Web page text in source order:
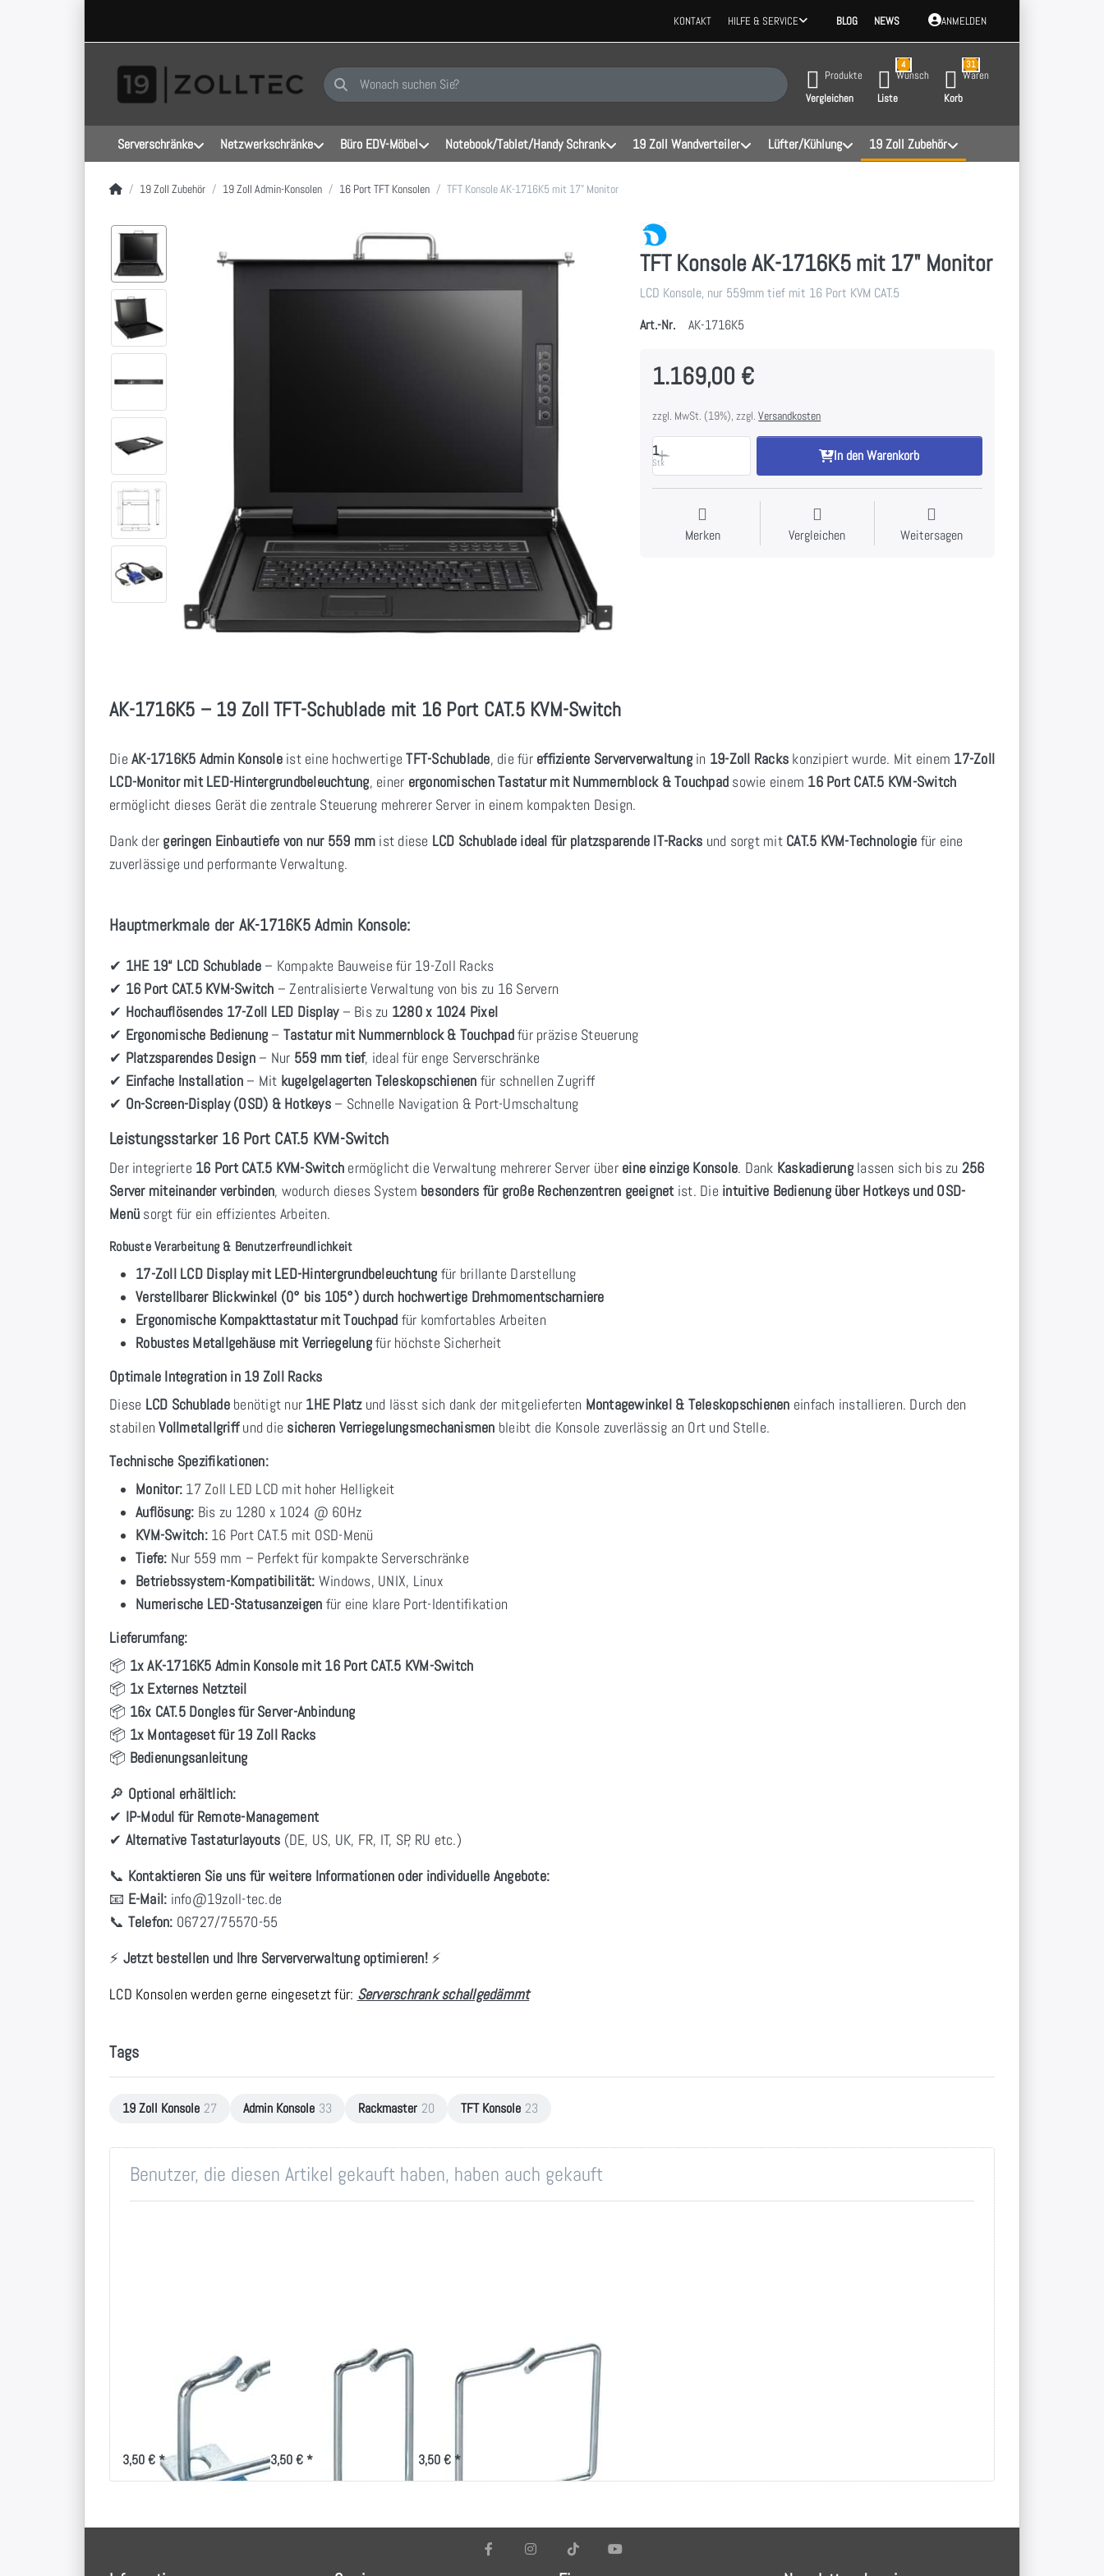
KONTAKT HILFE & SERVICE BLOG NEWS ANMELDEN
Geben Sie einen Suchbegriff ein. Während Sie tippen, erscheinen automatisch erste Ergebnisse. Drücken Sie die Eingabetaste, um alle Ergebnisse aufzurufen.
Produkte
Vergleichen
4
Wunsch
Liste
31
Waren
Korb
Serverschränke Netzwerkschränke Büro EDV-Möbel Notebook/Tablet/Handy Schrank 19 Zoll Wandverteiler Lüfter/Kühlung 19 Zoll Zubehör
Startseite
19 Zoll Zubehör 19 Zoll Admin-Konsolen 16 Port TFT Konsolen TFT Konsole AK-1716K5 mit 17" Monitor
TFT Konsole AK-1716K5 mit 17" Monitor
LCD Konsole, nur 559mm tief mit 16 Port KVM CAT.5
Art.-Nr.
AK-1716K5
1.169,00 €
zzgl. MwSt. (19%), zzgl.Versandkosten
1
Stk In den Warenkorb
Merken Vergleichen Weitersagen
AK-1716K5 – 19 Zoll TFT-Schublade mit 16 Port CAT.5 KVM-Switch
Die AK-1716K5 Admin Konsoleist eine hochwertigeTFT-Schublade, die für effiziente Serververwaltungin 19-Zoll Racks konzipiert wurde. Mit einem 17-Zoll
LCD-Monitor mit LED-Hintergrundbeleuchtung, einer ergonomischen Tastatur mit Nummernblock & Touchpad sowie einem 16 Port CAT.5 KVM-Switch
ermöglicht dieses Gerät die zentrale Steuerung mehrerer Server in einem kompakten Design.
Dank der geringen Einbautiefe von nur 559 mm ist diese LCD Schublade ideal für platzsparende IT-Racks und sorgt mit CAT.5 KVM-Technologie für eine
zuverlässige und performante Verwaltung.
Hauptmerkmale der AK-1716K5 Admin Konsole:
✔ 1HE 19“ LCD Schublade– Kompakte Bauweise für 19-Zoll Racks
✔ 16 Port CAT.5 KVM-Switch – Zentralisierte Verwaltung von bis zu 16 Servern
✔ Hochauflösendes 17-Zoll LED Display– Bis zu 1280 x 1024 Pixel
✔ Ergonomische Bedienung – Tastatur mit Nummernblock & Touchpadfür präzise Steuerung
✔ Platzsparendes Design– Nur 559 mm tief, ideal für enge Serverschränke
✔ Einfache Installation– Mit kugelgelagerten Teleskopschienen für schnellen Zugriff
✔ On-Screen-Display (OSD) & Hotkeys– Schnelle Navigation & Port-Umschaltung
Leistungsstarker 16 Port CAT.5 KVM-Switch
Der integrierte 16 Port CAT.5 KVM-Switch ermöglicht die Verwaltung mehrerer Server über eine einzige Konsole. Dank Kaskadierunglassen sich bis zu 256
Server miteinander verbinden, wodurch dieses System besonders für große Rechenzentren geeignet ist. Die intuitive Bedienung über Hotkeys und OSD-
Menü sorgt für ein effizientes Arbeiten.
Robuste Verarbeitung & Benutzerfreundlichkeit
17-Zoll LCD Display mit LED-Hintergrundbeleuchtung für brillante Darstellung
Verstellbarer Blickwinkel (0° bis 105°) durch hochwertige Drehmomentscharniere
Ergonomische Kompakttastatur mit Touchpad für komfortables Arbeiten
Robustes Metallgehäuse mit Verriegelungfür höchste Sicherheit
Optimale Integration in 19 Zoll Racks
Diese LCD Schubladebenötigt nur 1HE Platzund lässt sich dank der mitgelieferten Montagewinkel & Teleskopschienen einfach installieren. Durch den
stabilenVollmetallgriffund die sicheren Verriegelungsmechanismen bleibt die Konsole zuverlässig an Ort und Stelle.
Technische Spezifikationen:
Monitor: 17 Zoll LED LCD mit hoher Helligkeit
Auflösung: Bis zu 1280 x 1024 @ 60Hz
KVM-Switch:16 Port CAT.5 mit OSD-Menü
Tiefe: Nur 559 mm – Perfekt für kompakte Serverschränke
Betriebssystem-Kompatibilität: Windows, UNIX, Linux
Numerische LED-Statusanzeigen für eine klare Port-Identifikation
Lieferumfang:
📦 1x AK-1716K5 Admin Konsole mit 16 Port CAT.5 KVM-Switch
📦 1x Externes Netzteil
📦 16x CAT.5 Dongles für Server-Anbindung
📦 1x Montageset für 19 Zoll Racks
📦 Bedienungsanleitung
🔎 Optional erhältlich:
✔ IP-Modul für Remote-Management
✔ Alternative Tastaturlayouts (DE, US, UK, FR, IT, SP, RU etc.)
📞 Kontaktieren Sie uns für weitere Informationen oder individuelle Angebote:
📧 E-Mail: info@19zoll-tec.de
📞 Telefon: 06727/75570-55
⚡ Jetzt bestellen und Ihre Serververwaltung optimieren!⚡
LCD Konsolen werden gerne eingesetzt für: Serverschrank schallgedämmt
Tags
19 Zoll Konsole 27 Admin Konsole 33 Rackmaster 20 TFT Konsole 23
Benutzer, die diesen Artikel gekauft haben, haben auch gekauft
40x40mm,
vertikale
Kabelführung
3,50 € *
Rangierbügel
40x80mm,
3,50 € *
Rangierbügel
80x80mm,
3,50 € *